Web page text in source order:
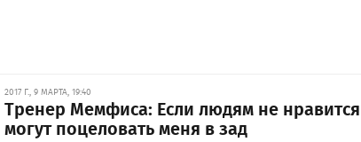
2017 Г., 9 МАРТА, 19:40
Тренер Мемфиса: Если людям не
могут поцеловать меня в зад